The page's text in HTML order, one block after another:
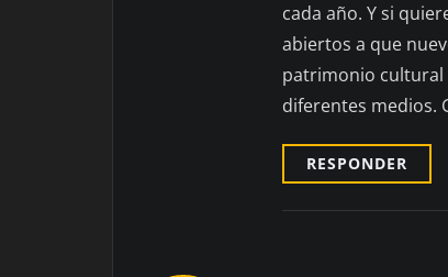
cada año. Y si
abiertos a que
patrimonio cultural
diferentes medios.
RESPONDER